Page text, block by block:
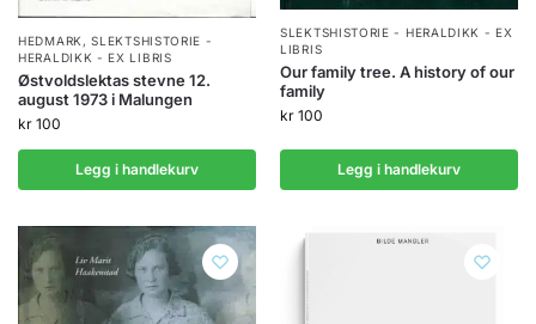
HEDMARK ,SLEKTSHISTORIE -
HERALDIKK - EX LIBRIS
Østvoldslektas stevne 12.
august 1973 i Malungen
kr 100
Legg i handlekurv
SLEKTSHISTORIE - HERALDIKK - EX
LIBRIS
Our family tree. A history of our
family
kr 100
Legg i handlekurv